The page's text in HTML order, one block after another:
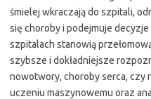
śmielej wkraczają do szpitali,
się choroby i podejmuje
szpitalach stanowią
szybsze i dokładniejsze
nowotwory, choroby serca, czy
uczeniu maszynowemu oraz